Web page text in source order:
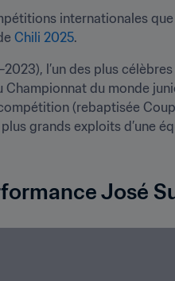
internationales que
Chili 2025.
l’un des plus
du monde
(rebaptisée
grands exploits d’une
José